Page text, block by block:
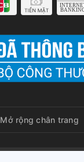
Mở rộng chân trang